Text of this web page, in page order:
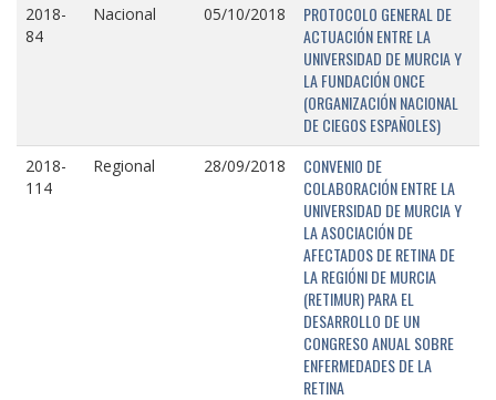
2018-
84
Nacional 05/10/2018
PROTOCOLO GENERAL DE
ACTUACIÓN ENTRE LA
UNIVERSIDAD DE MURCIA Y
LA FUNDACIÓN ONCE
(ORGANIZACIÓN NACIONAL
DE CIEGOS ESPAÑOLES)
2018-
114
Regional 28/09/2018
CONVENIO DE
COLABORACIÓN ENTRE LA
UNIVERSIDAD DE MURCIA Y
LA ASOCIACIÓN DE
AFECTADOS DE RETINA DE
LA REGIÓNI DE MURCIA
(RETIMUR) PARA EL
DESARROLLO DE UN
CONGRESO ANUAL SOBRE
ENFERMEDADES DE LA
RETINA